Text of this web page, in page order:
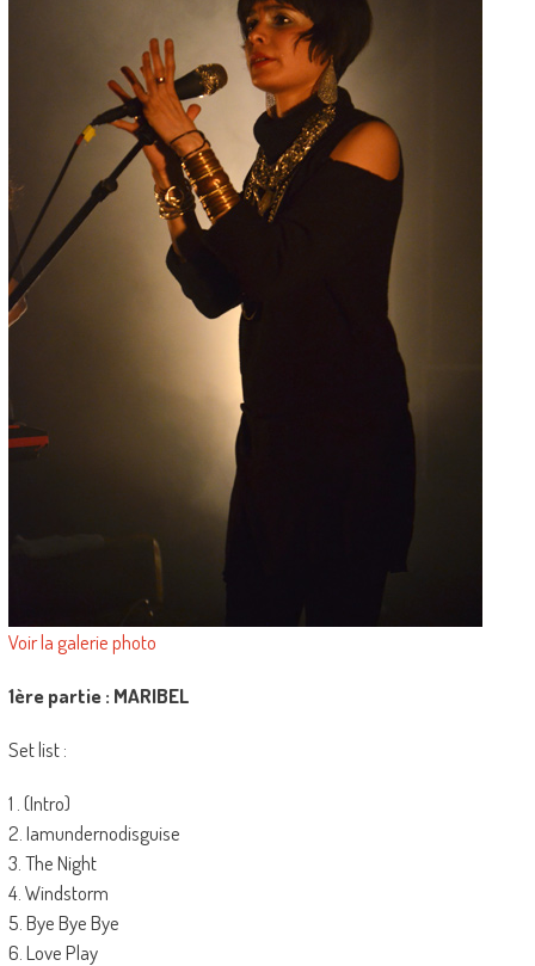
Voir la galerie photo
1ère partie : MARIBEL
Set list :
1 . (Intro)
2. Iamundernodisguise
3. The Night
4. Windstorm
5. Bye Bye Bye
6. Love Play